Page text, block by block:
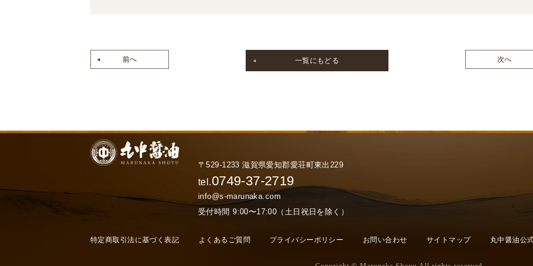
前へ 一覧にもどる 次へ
〒529-1233 滋賀県愛知郡愛荘町東出229
tel.0749-37-2719
info@s-marunaka.com
受付時間 9:00〜17:00（土日祝日を除く）
特定商取引法に基づく表記 よくあるご質問 プライバシーポリシー お問い合わせ サイトマップ 丸中醤油公